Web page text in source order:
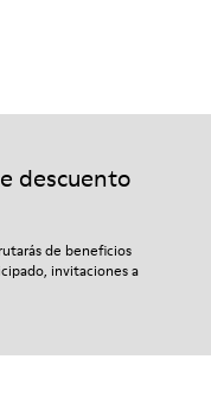
descuento
de beneficios
invitaciones a